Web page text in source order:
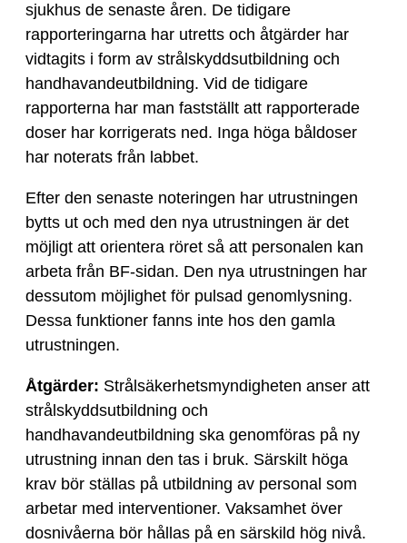
sjukhus de senaste åren. De tidigare
rapporteringarna har utretts och åtgärder har
vidtagits i form av strålskyddsutbildning och
handhavandeutbildning. Vid de tidigare
rapporterna har man fastställt att rapporterade
doser har korrigerats ned. Inga höga båldoser
har noterats från labbet.
Efter den senaste noteringen har utrustningen
bytts ut och med den nya utrustningen är det
möjligt att orientera röret så att personalen kan
arbeta från BF-sidan. Den nya utrustningen har
dessutom möjlighet för pulsad genomlysning.
Dessa funktioner fanns inte hos den gamla
utrustningen.
Åtgärder: Strålsäkerhetsmyndigheten anser att
strålskyddsutbildning och
handhavandeutbildning ska genomföras på ny
utrustning innan den tas i bruk. Särskilt höga
krav bör ställas på utbildning av personal som
arbetar med interventioner. Vaksamhet över
dosnivåerna bör hållas på en särskild hög nivå.